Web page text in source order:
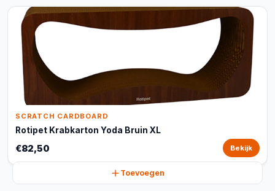
SCRATCH CARDBOARD
Rotipet Krabkarton Yoda Bruin XL
€82,50 Bekijk
Toevoegen